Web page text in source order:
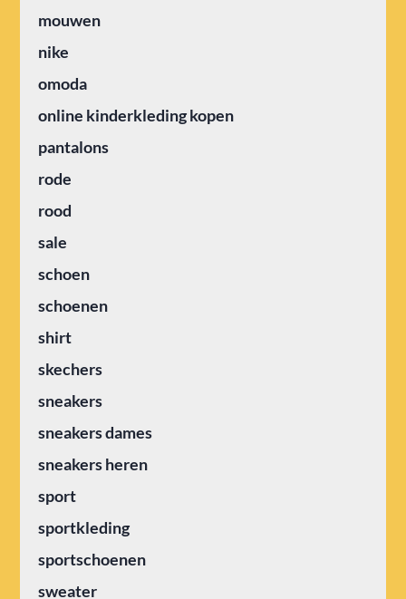
mouwen
nike
omoda
online kinderkleding kopen
pantalons
rode
rood
sale
schoen
schoenen
shirt
skechers
sneakers
sneakers dames
sneakers heren
sport
sportkleding
sportschoenen
sweater